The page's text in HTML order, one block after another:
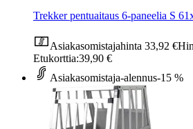
Trekker pentuaitaus 6-paneelia S
Asiakasomistajahinta 33,92 €
Etukorttia:39,90 €
Asiakasomistaja-alennus-15 %